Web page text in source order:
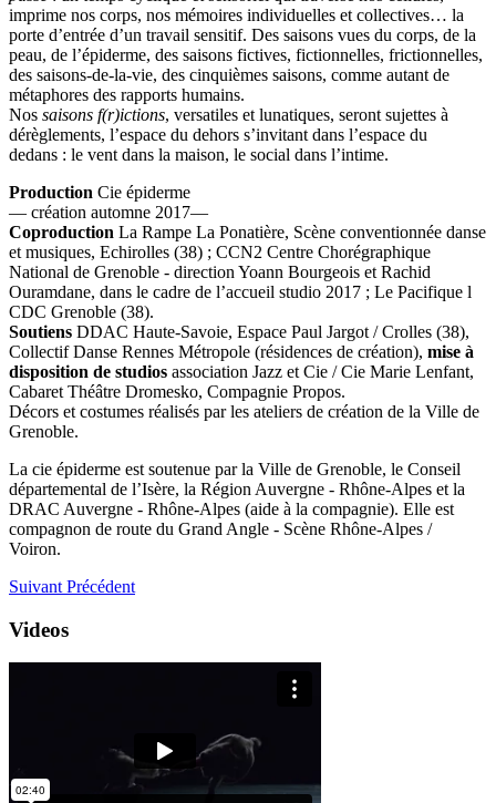
imprime nos corps, nos mémoires individuelles et collectives… la
porte d’entrée d’un travail sensitif. Des saisons vues du corps, de la
peau, de l’épiderme, des saisons fictives, fictionnelles, frictionnelles,
des saisons-de-la-vie, des cinquièmes saisons, comme autant de
métaphores des rapports humains.
Nos saisons f(r)ictions, versatiles et lunatiques, seront sujettes à
dérèglements, l’espace du dehors s’invitant dans l’espace du
dedans : le vent dans la maison, le social dans l’intime.
Production Cie épiderme
— création automne 2017—
Coproduction La Rampe La Ponatière, Scène conventionnée danse
et musiques, Echirolles (38) ; CCN2 Centre Chorégraphique
National de Grenoble - direction Yoann Bourgeois et Rachid
Ouramdane, dans le cadre de l’accueil studio 2017 ; Le Pacifique l
CDC Grenoble (38).
Soutiens DDAC Haute-Savoie, Espace Paul Jargot / Crolles (38),
Collectif Danse Rennes Métropole (résidences de création), mise à
disposition de studios association Jazz et Cie / Cie Marie Lenfant,
Cabaret Théâtre Dromesko, Compagnie Propos.
Décors et costumes réalisés par les ateliers de création de la Ville de
Grenoble.
La cie épiderme est soutenue par la Ville de Grenoble, le Conseil
départemental de l’Isère, la Région Auvergne - Rhône-Alpes et la
DRAC Auvergne - Rhône-Alpes (aide à la compagnie). Elle est
compagnon de route du Grand Angle - Scène Rhône-Alpes /
Voiron.
Suivant Précédent
Videos